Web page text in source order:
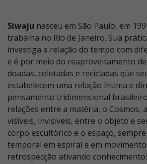
Siwaju nasceu em São Paulo, em
trabalha no Rio de Janeiro. Sua
investiga a relação do tempo com
e é por meio do reaproveitamento de
doadas, coletadas e recicladas que
estabelecem uma relação íntima e
pensamento tridimensional
relações entre a matéria, o Cosmos,
visíveis, invisíveis, entre o objeto e
corpo escultórico e o espaço,
temporal em espiral e em
retrospecção ativando